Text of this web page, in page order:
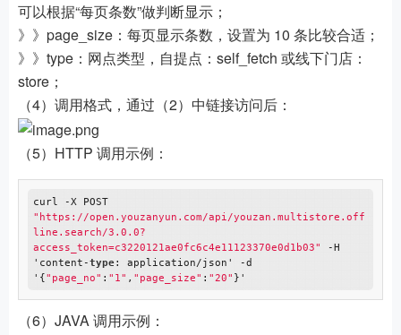
可以根据“每页条数”做判断显示；
》》page_size：每页显示条数，设置为 10 条比较合适；
》》type：网点类型，自提点：self_fetch 或线下门店：
store；
（4）调用格式，通过（2）中链接访问后：
（5）HTTP 调用示例：
curl -X POST
"https://open.youzanyun.com/api/youzan.multistore.off
line.search/3.0.0?
access_token=c3220121ae0fc6c4e11123370e0d1b03"
-H
'content-type: application/json' -d
'{"page_no" : "1" , "page_size" : "20"
（6）JAVA 调用示例：